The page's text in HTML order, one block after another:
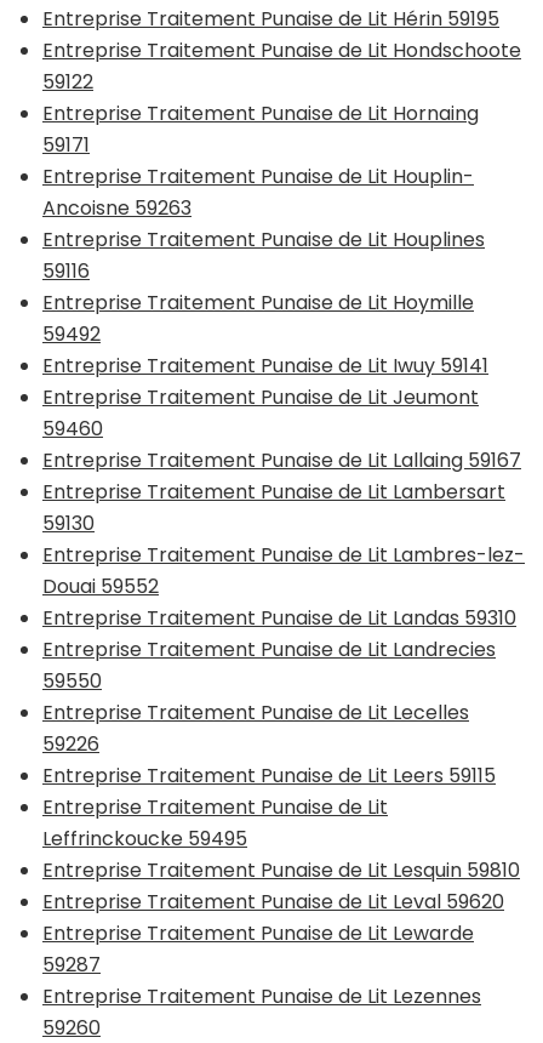
Entreprise Traitement Punaise de Lit Hérin 59195
Entreprise Traitement Punaise de Lit Hondschoote
59122
Entreprise Traitement Punaise de Lit Hornaing
59171
Entreprise Traitement Punaise de Lit Houplin-
Ancoisne 59263
Entreprise Traitement Punaise de Lit Houplines
59116
Entreprise Traitement Punaise de Lit Hoymille
59492
Entreprise Traitement Punaise de Lit Iwuy 59141
Entreprise Traitement Punaise de Lit Jeumont
59460
Entreprise Traitement Punaise de Lit Lallaing 59167
Entreprise Traitement Punaise de Lit Lambersart
59130
Entreprise Traitement Punaise de Lit Lambres-lez-
Douai 59552
Entreprise Traitement Punaise de Lit Landas 59310
Entreprise Traitement Punaise de Lit Landrecies
59550
Entreprise Traitement Punaise de Lit Lecelles
59226
Entreprise Traitement Punaise de Lit Leers 59115
Entreprise Traitement Punaise de Lit
Leffrinckoucke 59495
Entreprise Traitement Punaise de Lit Lesquin 59810
Entreprise Traitement Punaise de Lit Leval 59620
Entreprise Traitement Punaise de Lit Lewarde
59287
Entreprise Traitement Punaise de Lit Lezennes
59260